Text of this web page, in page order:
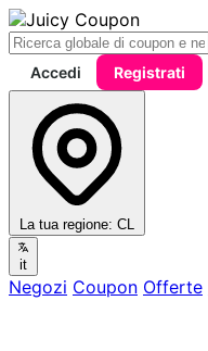
Accedi Registrati
La tua regione: CL
it
Negozi Coupon Offerte